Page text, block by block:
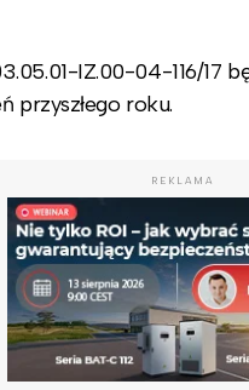
IZ.00-04-116/17
przyszłego roku.
REKLAMA